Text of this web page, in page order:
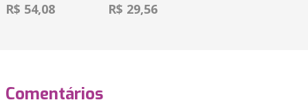
R$ 54,08 R$ 29,56
Comentários